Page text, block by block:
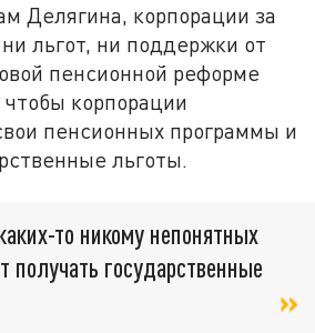
Делягина, корпорации за
льгот, ни поддержки от
пенсионной реформе
корпорации
пенсионных программы и
льготы.
то никому непонятных
получать государственные